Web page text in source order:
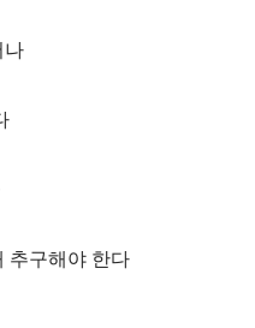
나
추구해야 한다